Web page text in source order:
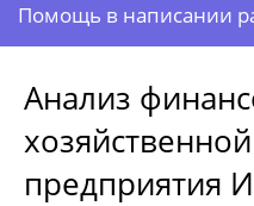
Помощь в написании
Анализ
предприятия